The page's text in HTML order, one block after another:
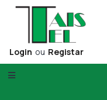
Login ou Registar